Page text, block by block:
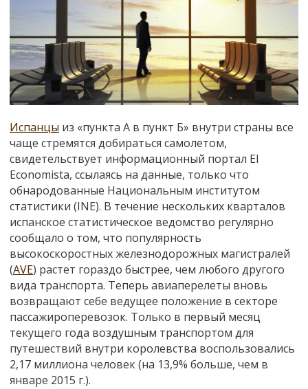
Испанцы из «пункта А в пункт Б» внутри страны все
чаще стремятся добираться самолетом,
свидетельствует информационный портал El
Economista, ссылаясь на данные, только что
обнародованные Национальным институтом
статистики (INE). В течение нескольких кварталов
испанское статистическое ведомство регулярно
сообщало о том, что популярность
высокоскоростных железнодорожных магистралей
(AVE) растет гораздо быстрее, чем любого другого
вида транспорта. Теперь авиаперелеты вновь
возвращают себе ведущее положение в секторе
пассажироперевозок. Только в первый месяц
текущего года воздушным транспортом для
путешествий внутри королевства воспользовались
2,17 миллиона человек (на 13,9% больше, чем в
январе 2015 г.).